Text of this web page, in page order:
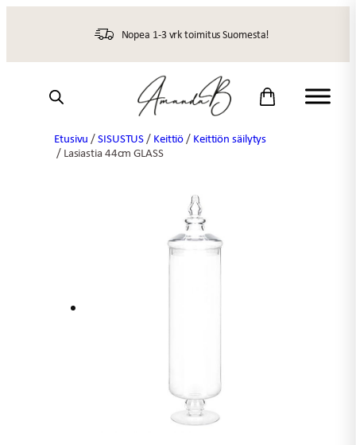
Nopea 1-3 vrk toimitus Suomesta!
Etusivu /SISUSTUS/ Keittiö/ Keittiön säilytys
/ Lasiastia 44cm GLASS